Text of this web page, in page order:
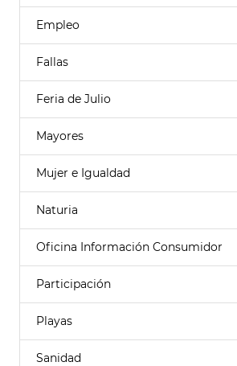
Empleo
Fallas
Feria de Julio
Mayores
Mujer e Igualdad
Naturia
Oficina Información Consumidor
Participación
Playas
Sanidad